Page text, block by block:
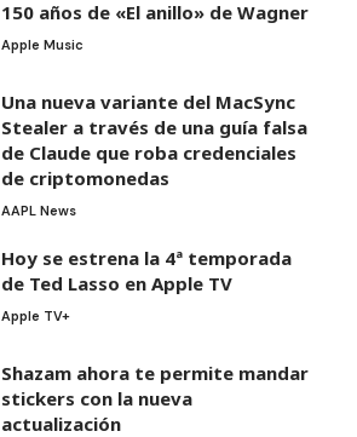
150 años de «El anillo» de Wagner
Apple Music
Una nueva variante del MacSync
Stealer a través de una guía falsa
de Claude que roba credenciales
de criptomonedas
AAPL News
Hoy se estrena la 4ª temporada
de Ted Lasso en Apple TV
Apple TV+
Shazam ahora te permite mandar
stickers con la nueva
actualización